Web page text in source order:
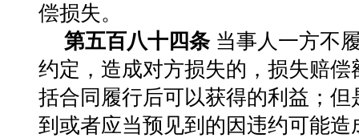
偿损失。
第五百八十四条当事人一方不
约定，造成对方损失的，损失赔
括合同履行后可以获得的利益；
到或者应当预见到的因违约可能造